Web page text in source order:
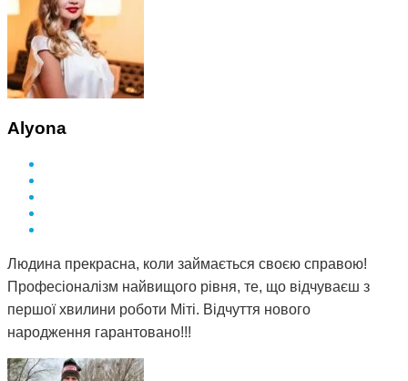
Alyona
Людина прекрасна, коли займається своєю справою!
Професіоналізм найвищого рівня, те, що відчуваєш з
першої хвилини роботи Міті. Відчуття нового
народження гарантовано!!!